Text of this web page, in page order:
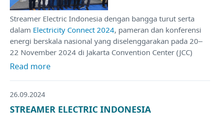
Streamer Electric Indonesia dengan bangga turut serta
dalam Electricity Connect 2024, pameran dan konferensi
energi berskala nasional yang diselenggarakan pada 20–
22 November 2024 di Jakarta Convention Center (JCC)
Read more
26.09.2024
STREAMER ELECTRIC INDONESIA